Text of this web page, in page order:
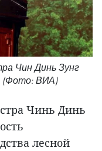
Чин Динь Зунг
(Фото: ВИА)
Чинь Динь
лесной